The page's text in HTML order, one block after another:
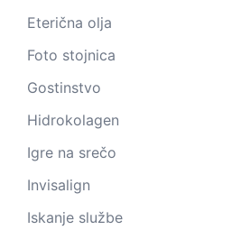
Eterična olja
Foto stojnica
Gostinstvo
Hidrokolagen
Igre na srečo
Invisalign
Iskanje službe